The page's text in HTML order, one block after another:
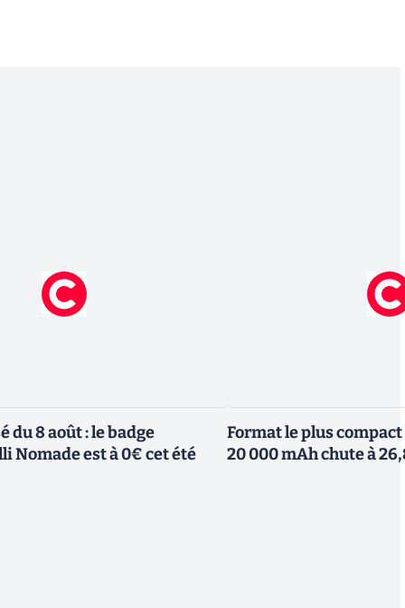
du 8 août : le badge
Nomade est à 0€ cet été
Format le plus
20 000 mAh chute à